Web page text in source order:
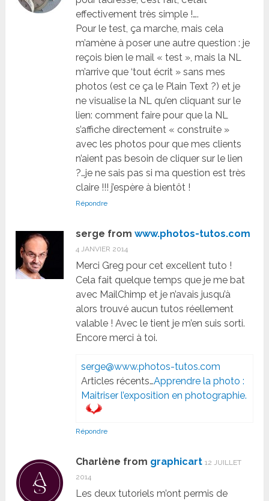
effectivement très simple !….
Pour le test, ça marche, mais cela
m’amène à poser une autre question : je
reçois bien le mail « test », mais la NL
m’arrive que ‘tout écrit » sans mes
photos (est ce ça le Plain Text ?) et je
ne visualise la NL qu’en cliquant sur le
lien: comment faire pour que la NL
s’affiche directement « construite »
avec les photos pour que mes clients
n’aient pas besoin de cliquer sur le lien
?…je ne sais pas si ma question est très
claire !!! j’espère à bientôt !
Répondre
serge fromwww.photos-tutos.com
4 JANVIER 2014
Merci Greg pour cet excellent tuto !
Cela fait quelque temps que je me bat
avec MailChimp et je n’avais jusqu’à
alors trouvé aucun tutos réellement
valable ! Avec le tient je m’en suis sorti.
Encore merci à toi.
serge@www.photos-tutos.com
Articles récents…Apprendre la photo :
Maitriser l’exposition en photographie.
Répondre
Charlène from graphicart 12 JUILLET
2014
Les deux tutoriels m’ont permis de